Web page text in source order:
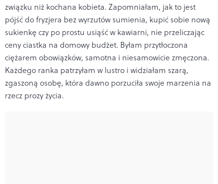
związku niż kochana kobieta. Zapomniałam, jak to jest
pójść do fryzjera bez wyrzutów sumienia, kupić sobie nową
sukienkę czy po prostu usiąść w kawiarni, nie przeliczając
ceny ciastka na domowy budżet. Byłam przytłoczona
ciężarem obowiązków, samotna i niesamowicie zmęczona.
Każdego ranka patrzyłam w lustro i widziałam szarą,
zgaszoną osobę, która dawno porzuciła swoje marzenia na
rzecz prozy życia.